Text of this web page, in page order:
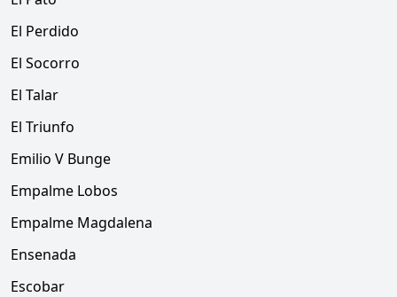
El Perdido
El Socorro
El Talar
El Triunfo
Emilio V Bunge
Empalme Lobos
Empalme Magdalena
Ensenada
Escobar